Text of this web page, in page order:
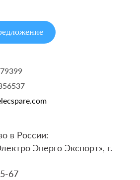
в России:
Энерго Экспорт», г.
67